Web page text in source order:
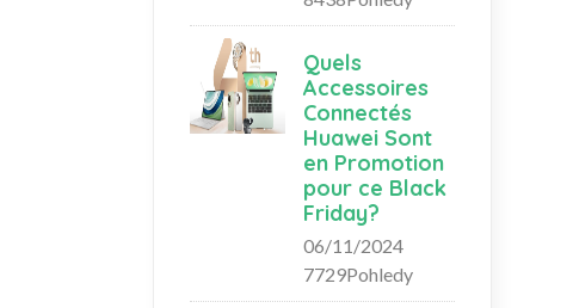
Quels
Accessoires
Connectés
Huawei Sont
en Promotion
pour ce Black
Friday?
06/11/2024
7729Pohledy